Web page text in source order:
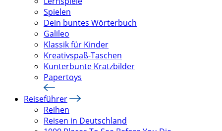
Spielen
Dein buntes Wörterbuch
Galileo
Klassik für Kinder
Kreativspaß-Taschen
Kunterbunte Kratzbilder
Papertoys
Reiseführer
Reihen
Reisen in Deutschland